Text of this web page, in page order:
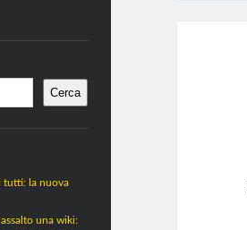
Cerca
tutti: la nuova
una wiki: